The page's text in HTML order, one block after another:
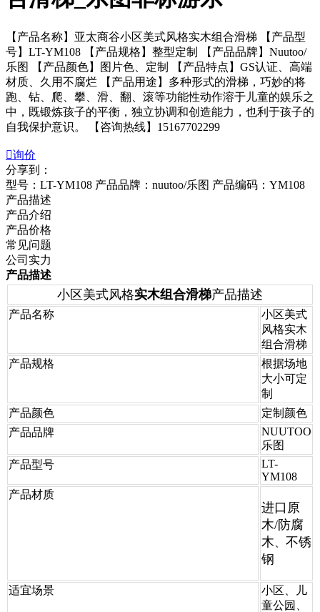
【产品名称】亚太商谷小区美式风格实木组合滑梯 【产品型
号】LT-YM108 【产品规格】整型定制 【产品品牌】Nuutoo/
乐图 【产品颜色】图片色、定制 【产品特点】GS认证、高端
材质、久用不腐烂 【产品用途】多种形式的滑梯，巧妙的将
跑、钻、爬、攀、滑、翻、滚等功能性动作溶于儿童的娱乐之
中，既锻炼孩子的平衡，独立协调和创造能力，也利于孩子的
自我保护意识。 【咨询热线】15167702299
询价
分享到：
型号：LT-YM108 产品品牌：nuutoo/乐图 产品编码：YM108
产品描述
产品介绍
产品价格
常见问题
公司实力
产品描述
小区美式风格实木组合滑梯产品描述
产品名称
小区美式
风格实木
组合滑梯
产品规格
根据场地
大小可定
制
产品颜色
定制颜色
产品品牌
NUUTOO
乐图
产品型号
LT-
YM108
产品材质
进口原
木/防腐
木
不锈
钢
适宜场景
小区、儿
童公园、